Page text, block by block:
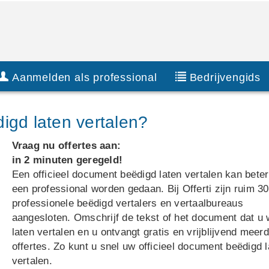
Aanmelden als professional Bedrijvengids
laten vertalen?
Vraag nu offertes aan:
in 2 minuten geregeld!
Een officieel document beëdigd laten vertalen kan
een professional worden gedaan. Bij Offerti zijn ruim
professionele beëdigd vertalers en vertaalbureaus
aangesloten. Omschrijf de tekst of het document dat u
laten vertalen en u ontvangt gratis en vrijblijvend
offertes. Zo kunt u snel uw officieel document beëdigd
vertalen.